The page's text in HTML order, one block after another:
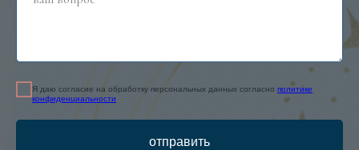
Я даю согласие на обработку персональных данных согласно политике
конфиденциальности
отправить